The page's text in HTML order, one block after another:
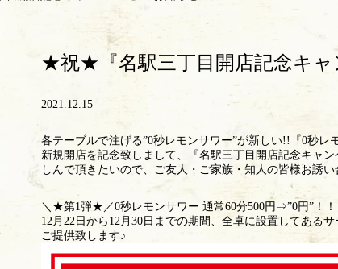
★祝★『名駅三丁目開店記念キャ
2021.12.15
各テーブルで注げる”0秒レモンサワー”が新しい!!『0秒レ
新規開店を記念致しまして、『名駅三丁目開店記念キャ
しんで頂きたいので、ご友人・ご家族・知人の皆様お誘
＼★第1弾★／0秒レモンサワー 通常60分500円⇒”0円”！！
12月22日から12月30日までの期間、全卓に設置してある
ご提供致します♪